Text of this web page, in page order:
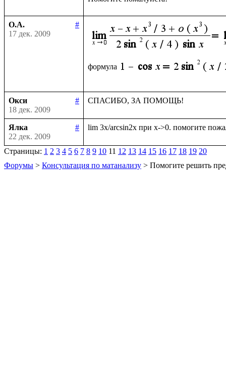
О.А.
#
17 дек. 2009
формула
Окси
#
18 дек. 2009
Ялка
#
22 дек. 2009
Страницы: 1 2 3 4 5 6 7 8 9 10 11 12 13 14 15 16 17 18 19 20
Форумы > Консультация по матанализу > Помогите решить